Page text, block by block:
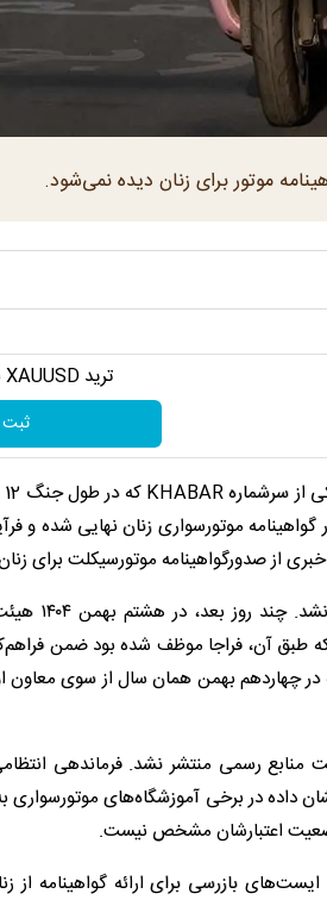
موتور برای زنان دیده نمی‌شود.
ترید XAUUSD با اسپرد از صفر پیپ
ثبت
موتورسواری زنان نهایی شده و
از صدورگواهینامه موتورسیکلت برای
ماجرا
طبق آن، فراجا موظف شده بود ضمن
در چهاردهم بهمن همان سال از سوی
منابع رسمی منتشر نشد. فرماندهی
داده در برخی آموزشگاه‌های
وضعیت اعتبارشان مشخص نیست.
بازرسی برای ارائه گواهینامه از